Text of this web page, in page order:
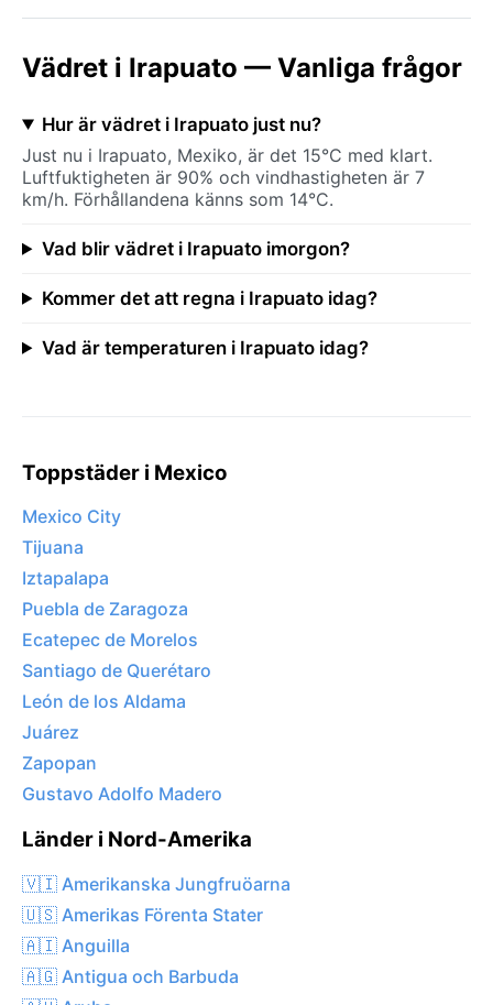
Vädret i Irapuato — Vanliga frågor
Hur är vädret i Irapuato just nu?
Just nu i Irapuato, Mexiko, är det 15°C med klart.
Luftfuktigheten är 90% och vindhastigheten är 7
km/h. Förhållandena känns som 14°C.
Vad blir vädret i Irapuato imorgon?
Kommer det att regna i Irapuato idag?
Vad är temperaturen i Irapuato idag?
Toppstäder i Mexico
Mexico City
Tijuana
Iztapalapa
Puebla de Zaragoza
Ecatepec de Morelos
Santiago de Querétaro
León de los Aldama
Juárez
Zapopan
Gustavo Adolfo Madero
Länder i Nord-Amerika
🇻🇮 Amerikanska Jungfruöarna
🇺🇸 Amerikas Förenta Stater
🇦🇮 Anguilla
🇦🇬 Antigua och Barbuda